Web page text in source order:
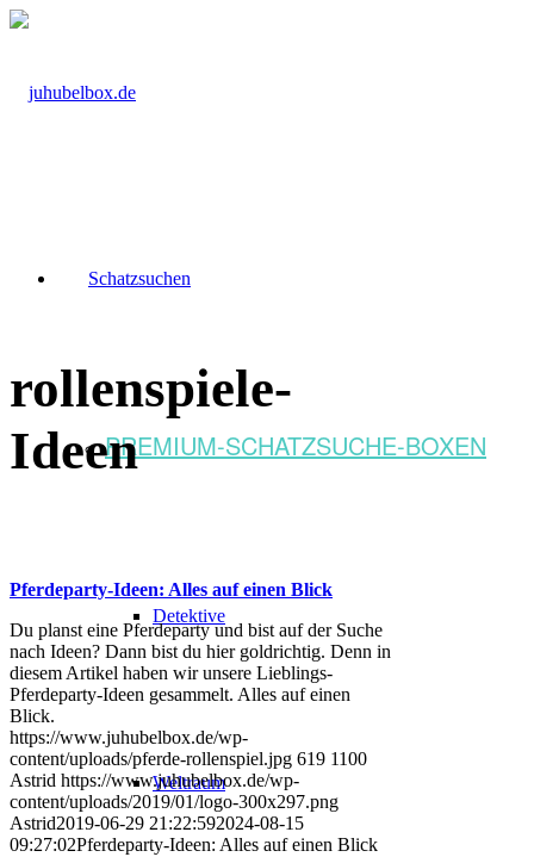
Schatzsuchen
PREMIUM-SCHATZSUCHE-BOXEN
Detektive
Weltraum
rollenspiele-
Ideen
Pferdeparty-Ideen: Alles auf einen Blick
Du planst eine Pferdeparty und bist auf der Suche
nach Ideen? Dann bist du hier goldrichtig. Denn in
diesem Artikel haben wir unsere Lieblings-
Pferdeparty-Ideen gesammelt. Alles auf einen
Blick.
https://www.juhubelbox.de/wp-
content/uploads/pferde-rollenspiel.jpg 619 1100
Astrid https://www.juhubelbox.de/wp-
content/uploads/2019/01/logo-300x297.png
Astrid2019-06-29 21:22:592024-08-15
09:27:02Pferdeparty-Ideen: Alles auf einen Blick